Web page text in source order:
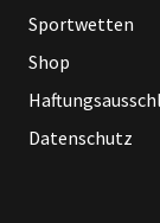
Sportwetten
Shop
Datenschutz